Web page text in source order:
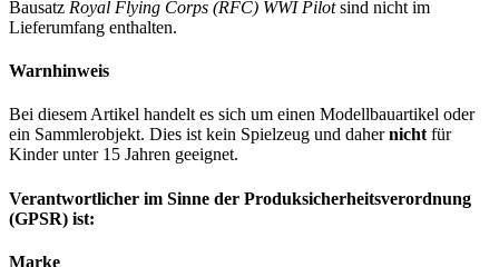
Bausatz Royal Flying Corps (RFC) WWI Pilotsind nicht im
Lieferumfang enthalten.
Warnhinweis
Bei diesem Artikel handelt es sich um einen Modellbauartikel oder
ein Sammlerobjekt. Dies ist kein Spielzeug und dahernicht für
Kinder unter 15 Jahren geeignet.
Verantwortlicher im Sinne der Produksicherheitsverordnung
(GPSR) ist:
Marke